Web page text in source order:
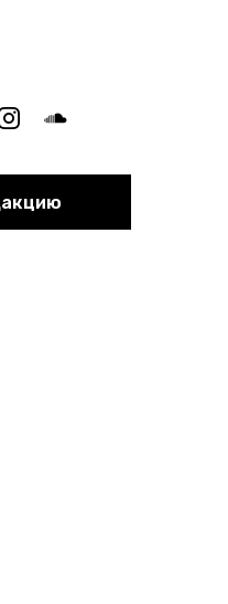
soundcloud